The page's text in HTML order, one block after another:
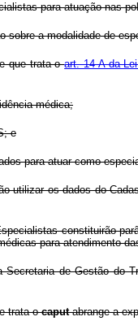
para atuação nas
sobre a modalidade de
que trata oart. 14-A da
médica;
e
para atuar como
utilizar os dados do
constituirão
para atendimento
de Gestão do
trata ocaputabrange a